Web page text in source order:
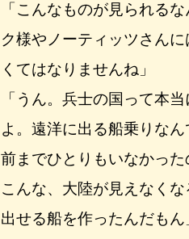
「こんなものが見られる
ク様やノーティッツさん
くてはなりませんね」
「うん。兵士の国って本
よ。遠洋に出る船乗りな
前までひとりもいなかっ
こんな、大陸が見えなく
出せる船を作ったんだもん